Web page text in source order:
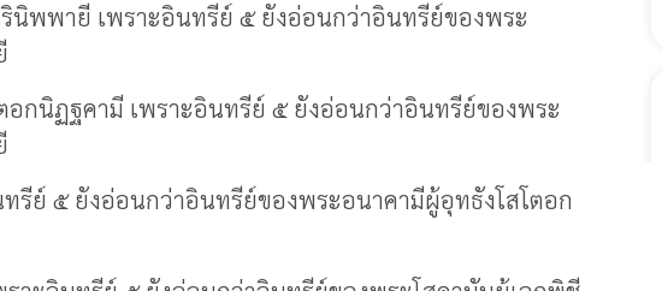
นิพพายี เพราะอินทรีย์ ๕ ยังอ่อนกว่าอินทรีย์ของพระ
อกนิฏฐคามี เพราะอินทรีย์ ๕ ยังอ่อนกว่าอินทรีย์ของพระ
รีย์ ๕ ยังอ่อนกว่าอินทรีย์ของพระอนาคามีผู้อุทธังโสโตอก